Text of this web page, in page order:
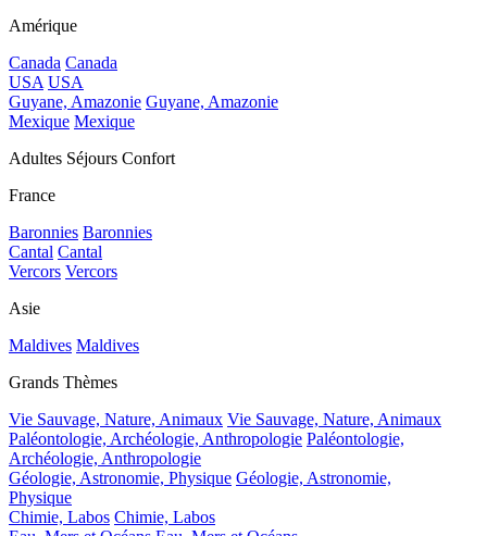
Amérique
Canada Canada
USA USA
Guyane, Amazonie Guyane, Amazonie
Mexique Mexique
Adultes Séjours Confort
France
Baronnies Baronnies
Cantal Cantal
Vercors Vercors
Asie
Maldives Maldives
Grands Thèmes
Vie Sauvage, Nature, Animaux Vie Sauvage, Nature, Animaux
Paléontologie, Archéologie, Anthropologie Paléontologie,
Archéologie, Anthropologie
Géologie, Astronomie, Physique Géologie, Astronomie,
Physique
Chimie, Labos Chimie, Labos